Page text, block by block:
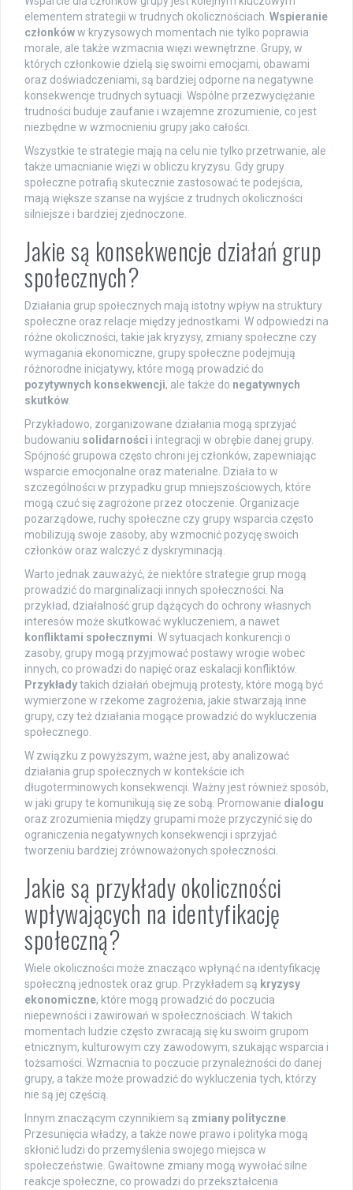
elementem strategii w trudnych okolicznościach. Wspieranie
członkóww kryzysowych momentach nie tylko poprawia
morale, ale także wzmacnia więzi wewnętrzne. Grupy, w
których członkowie dzielą się swoimi emocjami, obawami
oraz doświadczeniami, są bardziej odporne na negatywne
konsekwencje trudnych sytuacji. Wspólne przezwyciężanie
trudności buduje zaufanie i wzajemne zrozumienie, co jest
niezbędne w wzmocnieniu grupy jako całości.
Wszystkie te strategie mają na celu nie tylko przetrwanie, ale
także umacnianie więzi w obliczu kryzysu. Gdy grupy
społeczne potrafią skutecznie zastosować te podejścia,
mają większe szanse na wyjście z trudnych okoliczności
silniejsze i bardziej zjednoczone.
Jakie są konsekwencje działań grup
społecznych?
Działania grup społecznych mają istotny wpływ na struktury
społeczne oraz relacje między jednostkami. W odpowiedzi na
różne okoliczności, takie jak kryzysy, zmiany społeczne czy
wymagania ekonomiczne, grupy społeczne podejmują
różnorodne inicjatywy, które mogą prowadzić do
pozytywnych konsekwencji, ale także do negatywnych
skutków
Przykładowo, zorganizowane działania mogą sprzyjać
budowaniu solidarności i integracji w obrębie danej grupy.
Spójność grupowa często chroni jej członków, zapewniając
wsparcie emocjonalne oraz materialne. Działa to w
szczególności w przypadku grup mniejszościowych, które
mogą czuć się zagrożone przez otoczenie. Organizacje
pozarządowe, ruchy społeczne czy grupy wsparcia często
mobilizują swoje zasoby, aby wzmocnić pozycję swoich
członków oraz walczyć z dyskryminacją.
Warto jednak zauważyć, że niektóre strategie grup mogą
prowadzić do marginalizacji innych społeczności. Na
przykład, działalność grup dążących do ochrony własnych
interesów może skutkować wykluczeniem, a nawet
konfliktami społecznymi . W sytuacjach konkurencji o
zasoby, grupy mogą przyjmować postawy wrogie wobec
innych, co prowadzi do napięć oraz eskalacji konfliktów.
Przykładytakich działań obejmują protesty, które mogą być
wymierzone w rzekome zagrożenia, jakie stwarzają inne
grupy, czy też działania mogące prowadzić do wykluczenia
społecznego.
W związku z powyższym, ważne jest, aby analizować
działania grup społecznych w kontekście ich
długoterminowych konsekwencji. Ważny jest również sposób,
w jaki grupy te komunikują się ze sobą. Promowanie dialogu
oraz zrozumienia między grupami może przyczynić się do
ograniczenia negatywnych konsekwencji i sprzyjać
tworzeniu bardziej zrównoważonych społeczności.
Jakie są przykłady okoliczności
wpływających na identyfikację
społeczną?
Wiele okoliczności może znacząco wpłynąć na identyfikację
społeczną jednostek oraz grup. Przykładem są kryzysy
ekonomiczne, które mogą prowadzić do poczucia
niepewności i zawirowań w społecznościach. W takich
momentach ludzie często zwracają się ku swoim grupom
etnicznym, kulturowym czy zawodowym, szukając wsparcia i
tożsamości. Wzmacnia to poczucie przynależności do danej
grupy, a także może prowadzić do wykluczenia tych, którzy
nie są jej częścią.
Innym znaczącym czynnikiem są zmiany polityczne
Przesunięcia władzy, a także nowe prawo i polityka mogą
skłonić ludzi do przemyślenia swojego miejsca w
społeczeństwie. Gwałtowne zmiany mogą wywołać silne
reakcje społeczne, co prowadzi do przekształcenia